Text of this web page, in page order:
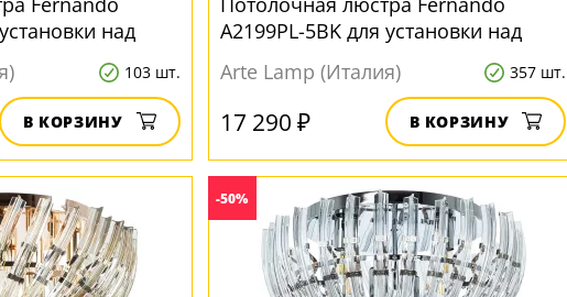
над
103 шт.
В КОРЗИНУ
A2199PL-5BK для установки над
Arte Lamp (Италия) 357 шт.
17 290 ₽ В КОРЗИНУ
-50%